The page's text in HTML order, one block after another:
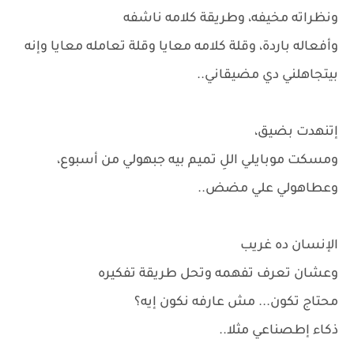
ونظراته مخيفه، وطريقة كلامه ناشفه
وأفعاله باردة، وقلة كلامه معايا وقلة تعامله معايا وإنه
بيتجاهلني دي مضيقاني..
إتنهدت بضيق،
ومسكت موبايلي اللِ تميم بيه جبهولي من أسبوع،
وعطاهولي علي مضض..
الإنسان ده غريب
وعشان تعرف تفهمه وتحل طريقة تفكيره
محتاج تكون... مش عارفه نكون إيه؟
ذكاء إطصناعي مثلا..